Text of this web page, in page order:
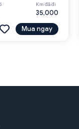
Km đã đi
35,000
Mua ngay